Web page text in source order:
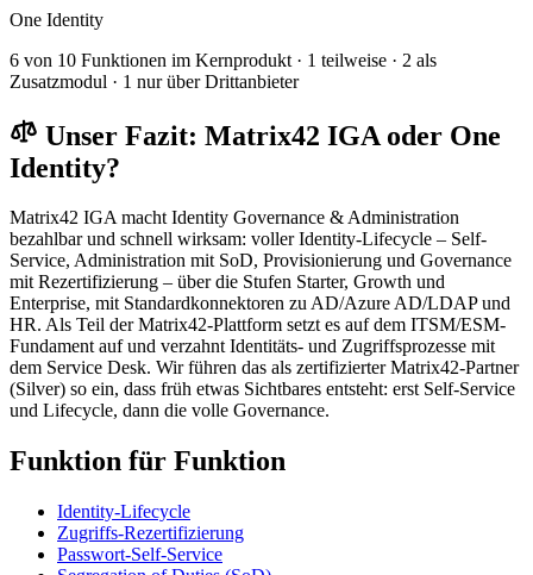
One Identity
6 von 10 Funktionen im Kernprodukt · 1 teilweise · 2 als
Zusatzmodul · 1 nur über Drittanbieter
Unser Fazit: Matrix42 IGA oder One
Identity?
Matrix42 IGA macht Identity Governance & Administration
bezahlbar und schnell wirksam: voller Identity-Lifecycle – Self-
Service, Administration mit SoD, Provisionierung und Governance
mit Rezertifizierung – über die Stufen Starter, Growth und
Enterprise, mit Standardkonnektoren zu AD/Azure AD/LDAP und
HR. Als Teil der Matrix42-Plattform setzt es auf dem ITSM/ESM-
Fundament auf und verzahnt Identitäts- und Zugriffsprozesse mit
dem Service Desk. Wir führen das als zertifizierter Matrix42-Partner
(Silver) so ein, dass früh etwas Sichtbares entsteht: erst Self-Service
und Lifecycle, dann die volle Governance.
Funktion für Funktion
Identity-Lifecycle
Zugriffs-Rezertifizierung
Passwort-Self-Service